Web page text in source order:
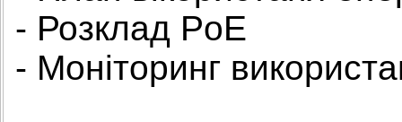
- Розклад PoE
- Моніторинг